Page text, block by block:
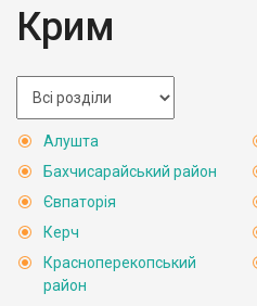
Крим
Алушта
Бахчисарайський район
Євпаторія
Керч
Красноперекопський
район